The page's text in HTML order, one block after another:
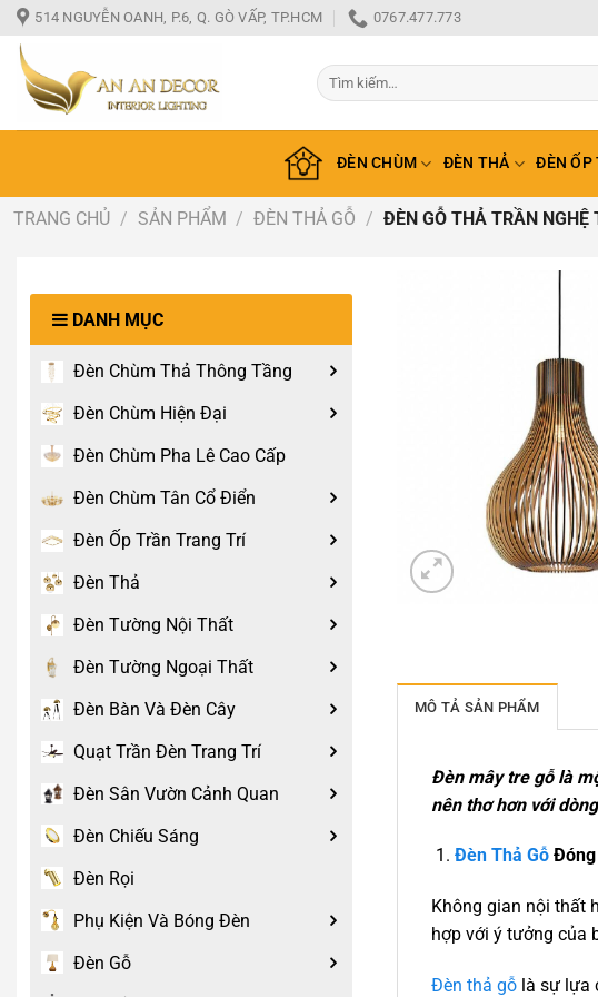
Bỏ
qua
nội
dung
514 NGUYỄN OANH, P.6, Q. GÒ VẤP, TP.HCM 0767.477.773
Tìm
kiếm:
ĐÈN CHÙM ĐÈN THẢ ĐÈN ỐP
TRANG CHỦ / SẢN PHẨM / ĐÈN THẢ GỖ / ĐÈN GỖ THẢ TRẦN
DANH MỤC
Đèn Chùm Thả Thông Tầng
Đèn Chùm Hiện Đại
Đèn Chùm Pha Lê Cao Cấp
Đèn Chùm Tân Cổ Điển
Đèn Ốp Trần Trang Trí
Đèn Thả
Đèn Tường Nội Thất
Đèn Tường Ngoại Thất
Đèn Bàn Và Đèn Cây
Quạt Trần Đèn Trang Trí
Đèn Sân Vườn Cảnh Quan
Đèn Chiếu Sáng
Đèn Rọi
Phụ Kiện Và Bóng Đèn
Đèn Gỗ
MÔ TẢ SẢN PHẨM
Đèn mây tre gỗ là
nên thơ hơn với
Đèn Thả Gỗ Đóng
Không gian nội thất
hợp với ý tưởng của
Đèn thả gỗ là sự lựa